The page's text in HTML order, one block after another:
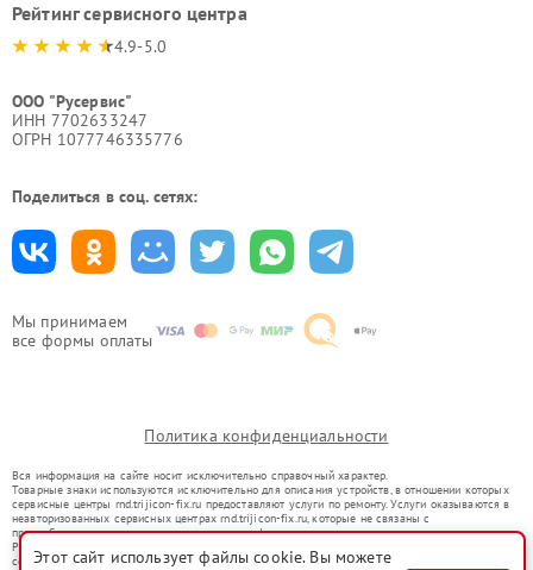
Мы принимаем
все формы оплаты
Рейтинг сервисного центра
4.9-5.0
ООО "Русервис"
ИНН 7702633247
ОГРН 1077746335776
Поделиться в соц. сетях:
Политика конфиденциальности
Вся информация на сайте носит исключительно справочный характер.
Товарные знаки используются исключительно для описания устройств, в отношении которых
сервисные центры rnd.trijicon-fix.ru предоставляют услуги по ремонту. Услуги оказываются в
неавторизованных сервисных центрах rnd.trijicon-fix.ru, которые не связаны с
правообладателями товарных знаков или их официальными представителями.
Ремонт осуществляется для устройств, уже введенных в гражданский оборот в соответствии
со статьей 1487 ГК РФ.
Этот сайт использует файлы cookie. Вы можете